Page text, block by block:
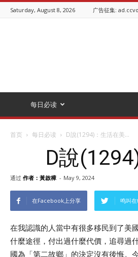
Saturday, August 8, 2026 广告征集:
每日必读
首页 每日必读 D說(1294)：生活在美...
D說
通过 作者：黃啟樟 - May 9, 2024
在Facebook上分享 鸣叫
在我認識的人當中有很多移民到了美
什麼途徑，付出過什麼代價，追尋過
國為「第二故鄉」的決定沒有後悔。